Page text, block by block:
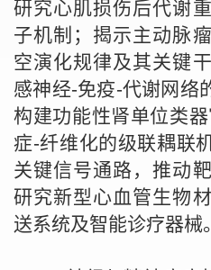
研究心肌损伤后代谢
子机制；揭示主动脉
空演化规律及其关键
感神经-免疫-代谢网络
构建功能性肾单位类
症-纤维化的级联耦联
关键信号通路，推动
研究新型心血管生物
送系统及智能诊疗器械。